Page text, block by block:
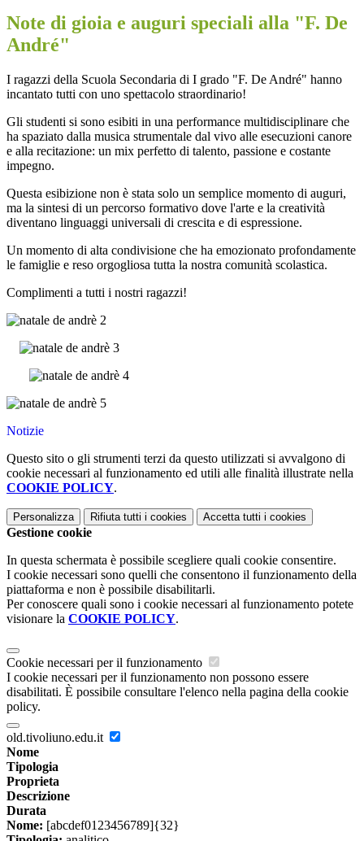
Note di gioia e auguri speciali alla "F. De
André"
I ragazzi della Scuola Secondaria di I grado "F. De André" hanno
incantato tutti con uno spettacolo straordinario!
Gli studenti si sono esibiti in una performance multidisciplinare che
ha spaziato dalla musica strumentale dal vivo alle esecuzioni canore
e alla recitazione: un mix perfetto di talento, passione e costante
impegno.
Questa esibizione non è stata solo un semplice momento di auguri,
ma la sintesi di un percorso formativo dove l'arte e la creatività
diventano linguaggi universali di crescita e di espressione.
Un momento di alta condivisione che ha emozionato profondamente
le famiglie e reso orgogliosa tutta la nostra comunità scolastica.
Complimenti a tutti i nostri ragazzi!
Notizie
Questo sito o gli strumenti terzi da questo utilizzati si avvalgono di
cookie necessari al funzionamento ed utili alle finalità illustrate nella
COOKIE POLICY.
Personalizza Rifiuta tutti i cookies Accetta tutti i cookies
Gestione cookie
In questa schermata è possibile scegliere quali cookie consentire.
I cookie necessari sono quelli che consentono il funzionamento della
piattaforma e non è possibile disabilitarli.
Per conoscere quali sono i cookie necessari al funzionamento potete
visionare la COOKIE POLICY.
Cookie necessari per il funzionamento
I cookie necessari per il funzionamento non possono essere
disabilitati. È possibile consultare l'elenco nella pagina della cookie
policy.
old.tivoliuno.edu.it
Nome
Tipologia
Proprieta
Descrizione
Durata
Nome: [abcdef0123456789]{32}